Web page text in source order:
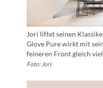
Jori liftet seinen
Glove Pure wirkt mit
feineren Front gleich
Foto: Jori